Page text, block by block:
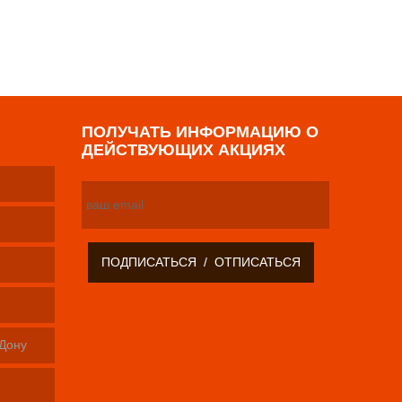
ПОЛУЧАТЬ ИНФОРМАЦИЮ О
ДЕЙСТВУЮЩИХ АКЦИЯХ